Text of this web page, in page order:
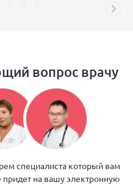
вопрос врачу
специалиста который вам
придет на вашу электронную